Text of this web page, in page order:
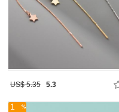
US$ 5.35 5.3
1